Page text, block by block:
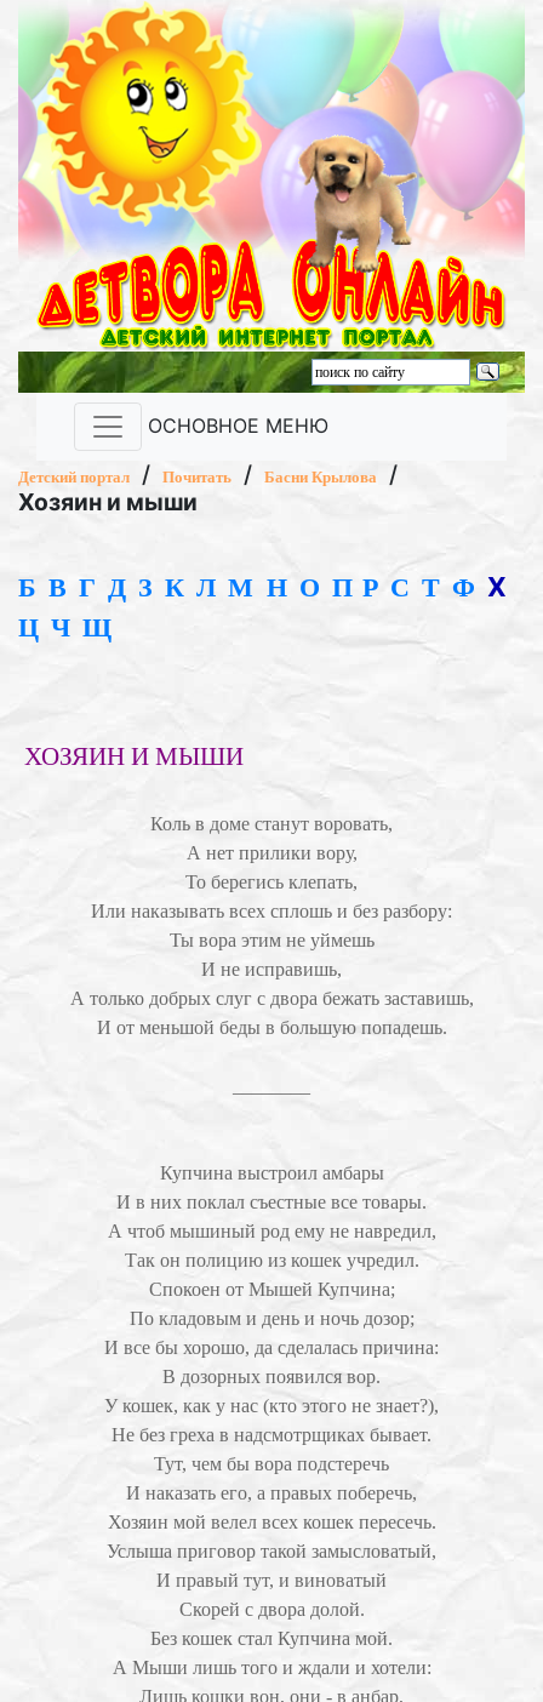
ОСНОВНОЕ МЕНЮ
Детский портал / Почитать / Басни Крылова
/
Хозяин и мыши
Б В Г Д З К Л М Н О П Р С Т Ф Х
Ц Ч Щ
ХОЗЯИН И МЫШИ
Коль в доме станут воровать,
А нет прилики вору,
То берегись клепать,
Или наказывать всех сплошь и без разбору:
Ты вора этим не уймешь
И не исправишь,
А только добрых слуг с двора бежать заставишь,
И от меньшой беды в большую попадешь.
Купчина выстроил амбары
И в них поклал съестные все товары.
А чтоб мышиный род ему не навредил,
Так он полицию из кошек учредил.
Спокоен от Мышей Купчина;
По кладовым и день и ночь дозор;
И все бы хорошо, да сделалась причина:
В дозорных появился вор.
У кошек, как у нас (кто этого не знает?),
Не без греха в надсмотрщиках бывает.
Тут, чем бы вора подстеречь
И наказать его, а правых поберечь,
Хозяин мой велел всех кошек пересечь.
Услыша приговор такой замысловатый,
И правый тут, и виноватый
Скорей с двора долой.
Без кошек стал Купчина мой.
А Мыши лишь того и ждали и хотели:
Лишь кошки вон, они - в анбар,